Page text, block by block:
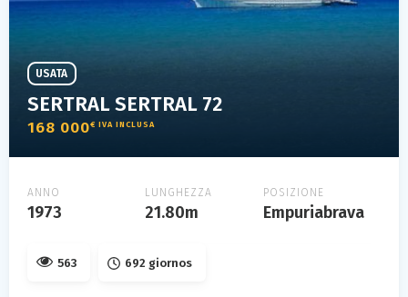
SERTRAL SERTRAL 72
168 000€ IVA INCLUSA
USATA
ANNO
1973
LUNGHEZZA
21.80m
POSIZIONE
Empuriabrava
563 692 giornos